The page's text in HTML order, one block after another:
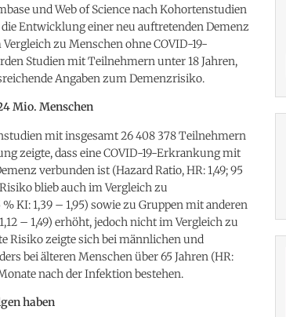
und Web of Science nach Kohortenstudien
Entwicklung einer neu auftretenden Demenz
zu Menschen ohne COVID-19-
Studien mit Teilnehmern unter 18 Jahren,
Angaben zum Demenzrisiko.
Mio. Menschen
mit insgesamt 26 408 378 Teilnehmern
zeigte, dass eine COVID-19-Erkrankung mit
verbunden ist (Hazard Ratio, HR: 1,49; 95
blieb auch im Vergleich zu
KI: 1,39 – 1,95) sowie zu Gruppen mit anderen
– 1,49) erhöht, jedoch nicht im Vergleich zu
Risiko zeigte sich bei männlichen und
bei älteren Menschen über 65 Jahren (HR:
nach der Infektion bestehen.
haben